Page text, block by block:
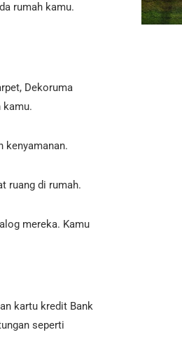
rumah kamu.
Dekoruma
kamu.
kenyamanan.
ruang di rumah.
mereka. Kamu
kartu kredit Bank
seperti